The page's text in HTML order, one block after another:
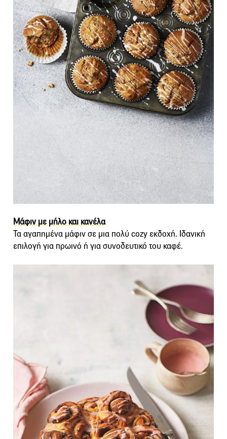
Μάφιν με μήλο και κανέλα
Τα αγαπημένα μάφιν σε μια πολύ cozy εκδοχή. Ιδανική
επιλογή για πρωινό ή για συνοδευτικό του καφέ.